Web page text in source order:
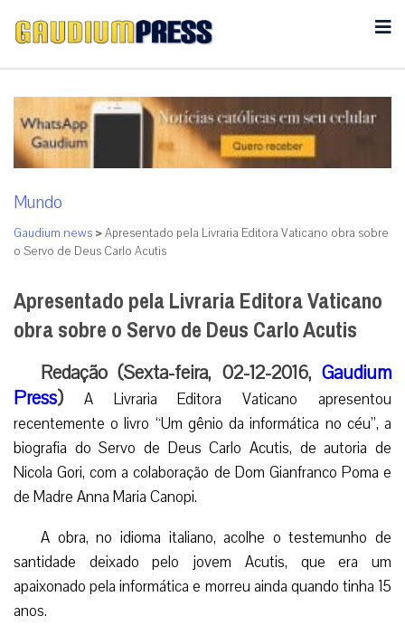
Mundo
Gaudium news >Apresentado pela Livraria Editora Vaticano obra sobre
o Servo de Deus Carlo Acutis
Apresentado pela Livraria Editora Vaticano
obra sobre o Servo de Deus Carlo Acutis
Redação (Sexta-feira, 02-12-2016, Gaudium
Press) A Livraria Editora Vaticano apresentou
recentemente o livro “Um gênio da informática no céu”, a
biografia do Servo de Deus Carlo Acutis, de autoria de
Nicola Gori, com a colaboração de Dom Gianfranco Poma e
de Madre Anna Maria Canopi.
A obra, no idioma italiano, acolhe o testemunho de
santidade deixado pelo jovem Acutis, que era um
apaixonado pela informática e morreu ainda quando tinha 15
anos.